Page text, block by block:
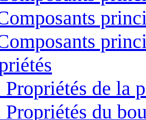
Propriétés de la
Propriétés du